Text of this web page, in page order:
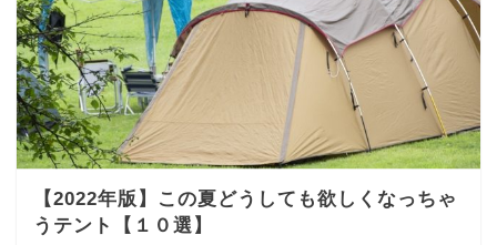
【2022年版】この夏どうしても欲しくなっちゃ
うテント【１０選】